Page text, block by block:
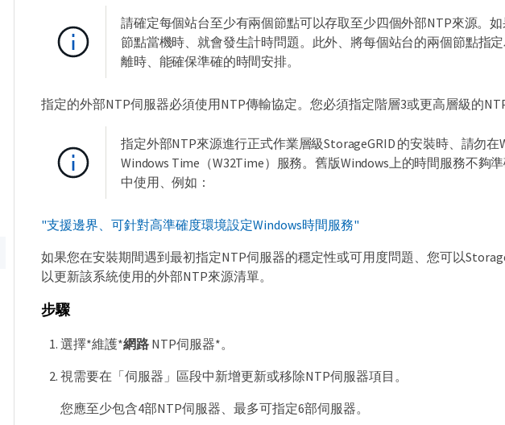
請確定每個站台至少有兩個節點可以存取至少四個外部NTP來源。
節點當機時、就會發生計時問題。此外、將每個站台的兩個節點指
離時、能確保準確的時間安排。
指定的外部NTP伺服器必須使用NTP傳輸協定。您必須指定階層3或更高層級的
指定外部NTP來源進行正式作業層級StorageGRID 的安裝時、請勿在
Windows Time（W32Time）服務。舊版Windows上的時間服務不夠
中使用、例如：
"支援邊界、可針對高準確度環境設定Windows時間服務"
如果您在安裝期間遇到最初指定NTP伺服器的穩定性或可用度問題、您可以
以更新該系統使用的外部NTP來源清單。
步驟
選擇*維護*網路NTP伺服器*。
視需要在「伺服器」區段中新增更新或移除NTP伺服器項目。
您應至少包含4部NTP伺服器、最多可指定6部伺服器。